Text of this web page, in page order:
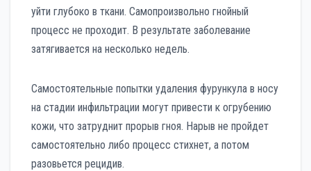
уйти глубоко в ткани. Самопроизвольно гнойный
процесс не проходит. В результате заболевание
затягивается на несколько недель.
Самостоятельные попытки удаления фурункула в носу
на стадии инфильтрации могут привести к огрубению
кожи, что затруднит прорыв гноя. Нарыв не пройдет
самостоятельно либо процесс стихнет, а потом
разовьется рецидив.